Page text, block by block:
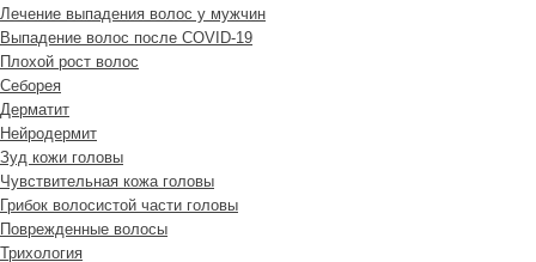
Лечение выпадения волос у мужчин
Выпадение волос после COVID-19
Плохой рост волос
Cеборея
Дерматит
Нейродермит
Зуд кожи головы
Чувствительная кожа головы
Грибок волосистой части головы
Поврежденные волосы
Трихология